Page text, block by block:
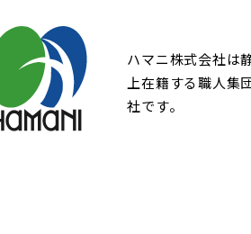
ハマニ株式会社は
上在籍する職人集
社です。